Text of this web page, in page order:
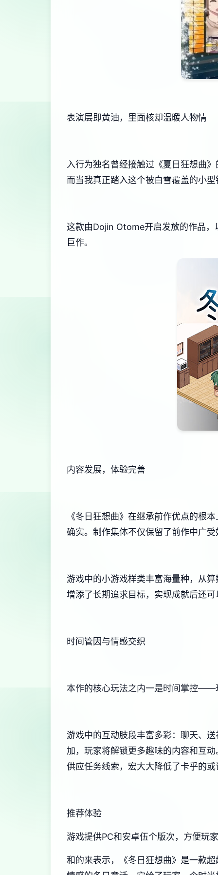
表演层即黄油，里面核却温暖人物情
入行为独名曾经接触过《夏日狂想曲
而当我真正踏入这个被白雪覆盖的小
这款由Dojin Otome开启发放的作品
巨作。
内容发展，体验完善
《冬日狂想曲》在继承前作优点的根
确实。制作集体不仅保留了前作中广
游戏中的小游戏样类丰富海量种，从
增添了长期追求目标，实现成就后还
时间管因与情感交织
本作的核心玩法之内一是时间掌控——
游戏中的​​互动肢段丰富多彩​​：聊天、
加，玩家将解锁更多趣味的内容和互
供应任务线索，宏大大降低了卡乎的或
推荐体验
游戏提供PC和安卓伍个版次，方便玩
和的来表示，《冬日狂想曲》是一款​​